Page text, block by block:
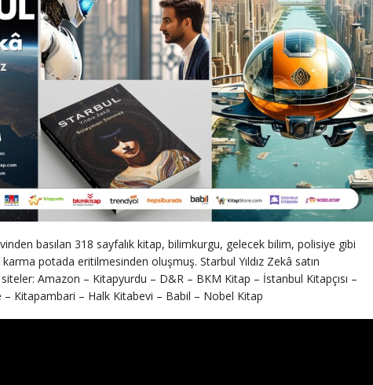
basılan 318 sayfalık kitap, bilimkurgu, gelecek bilim, polisiye gibi
potada eritilmesinden oluşmuş. Starbul Yıldız Zekâ satın
Amazon – Kitapyurdu – D&R – BKM Kitap – İstanbul Kitapçısı –
Kitapambari – Halk Kitabevi – Babil – Nobel Kitap